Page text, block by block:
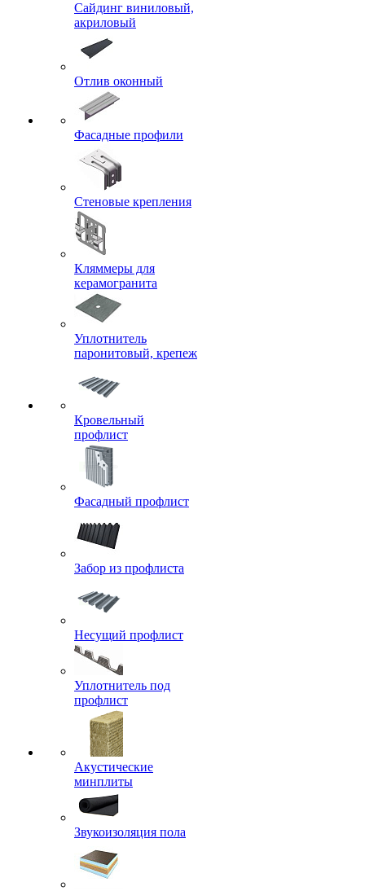
Сайдинг виниловый,
акриловый
Отлив оконный
Фасадные профили
Стеновые крепления
Кляммеры для
керамогранита
Уплотнитель
паронитовый, крепеж
Кровельный
профлист
Фасадный профлист
Забор из профлиста
Несущий профлист
Уплотнитель под
профлист
Акустические
минплиты
Звукоизоляция пола